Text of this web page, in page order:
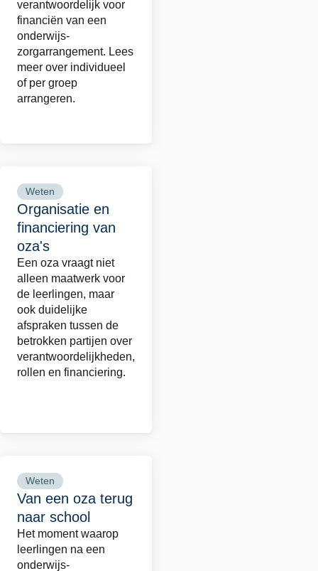
verantwoordelijk voor
financiën van een
onderwijs-
zorgarrangement. Lees
meer over individueel
of per groep
arrangeren.
en
individueel
Organisatie en
financiering van
oza's
Weten
Een oza vraagt niet
alleen maatwerk voor
de leerlingen, maar
ook duidelijke
afspraken tussen de
betrokken partijen over
verantwoordelijkheden,
rollen en financiering.
Lees
meer
over
Organisatie
en
financiering
van
oza's
Van een oza terug
naar school
Weten
Het moment waarop
leerlingen na een
onderwijs-
Lees
meer
over
Van
een